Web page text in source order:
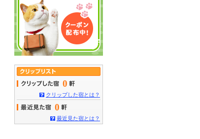
0
クリップした宿とは？
0
最近見た宿とは？